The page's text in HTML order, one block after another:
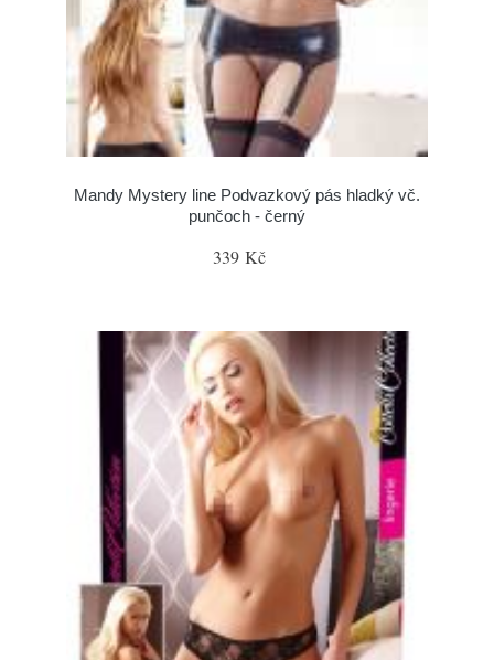
Mandy Mystery line Podvazkový pás hladký vč.
punčoch - černý
339 Kč